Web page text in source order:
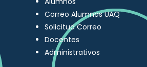
Correo Alumnos UAQ
Solicitud Correo
Docentes
Administrativos